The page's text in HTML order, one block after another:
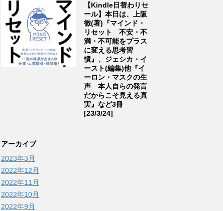
【Kindle日替わりセ
ール】本日は、上阪
徹(著)『マインド・
リセット 不安・不
満・不可能をプラス
に変える思考習
慣』、ジェシカ・イ
ースト(編集)他『イ
ーロン・マスクの生
声 本人自らの発言
だからこそ見える真
実』など3冊
[23/3/24]
アーカイブ
2023年3月
2022年12月
2022年11月
2022年10月
2022年9月